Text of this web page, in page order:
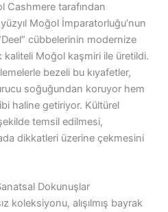
Cashmere tarafından
Moğol İmparatorluğu’nun
cübbelerinin modernize
kaliteli Moğol kaşmiri ile üretildi.
bezeli bu kıyafetler,
soğuğundan koruyor hem
haline getiriyor. Kültürel
temsil edilmesi,
dikkatleri üzerine çekmesini
Dokunuşlar
koleksiyonu, alışılmış bayrak